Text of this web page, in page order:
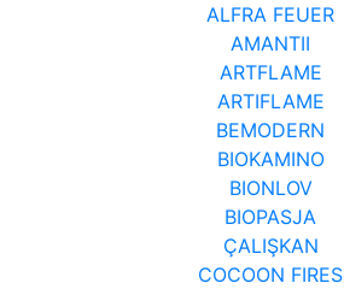
ALFRA FEUER
AMANTII
ARTFLAME
ARTIFLAME
BEMODERN
BIOKAMINO
BIONLOV
BIOPASJA
ÇALIŞKAN
COCOON FIRES